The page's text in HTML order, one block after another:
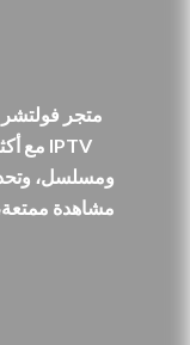
متجر
ومسلسل،
مشاهدة